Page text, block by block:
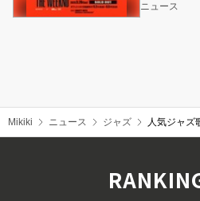
ニュース
Mikiki ニュース ジャズ 人気ジャズ